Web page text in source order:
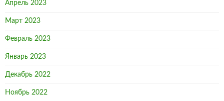
Апрель 2023
Март 2023
Февраль 2023
Январь 2023
Декабрь 2022
Ноябрь 2022